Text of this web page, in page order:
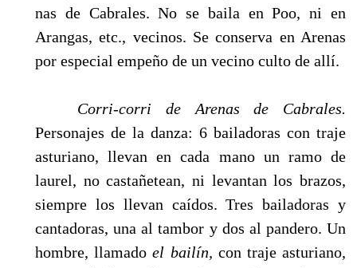
nas de Cabrales. No se baila en Poo, ni en
Arangas, etc., vecinos. Se conserva en Arenas
por especial empeño de un vecino culto de allí.
Corri-corri de Arenas de Cabrales.
Personajes de la danza: 6 bailadoras con traje
asturiano, llevan en cada mano un ramo de
laurel, no castañetean, ni levantan los brazos,
siempre los llevan caídos. Tres bailadoras y
cantadoras, una al tambor y dos al pandero. Un
hombre, lla­madoel bailín, con traje asturiano,